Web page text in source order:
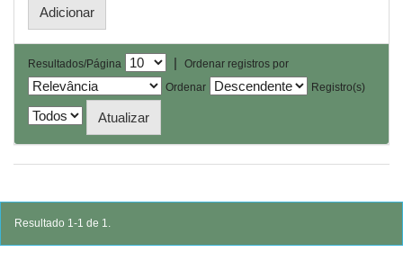
Resultados/Página |
Ordenar registros por
Ordenar
Registro(s)
Resultado 1-1 de 1.